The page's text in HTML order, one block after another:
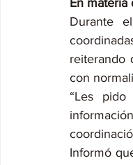
Durante
reiterando
con
“Les
Informó